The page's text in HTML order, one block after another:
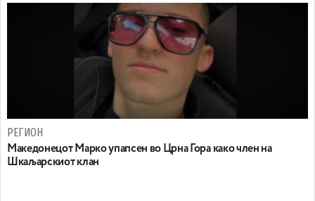
РЕГИОН
Maкедонецот Марко упапсен во Црна Гора како член на
Шкаљарскиот клан